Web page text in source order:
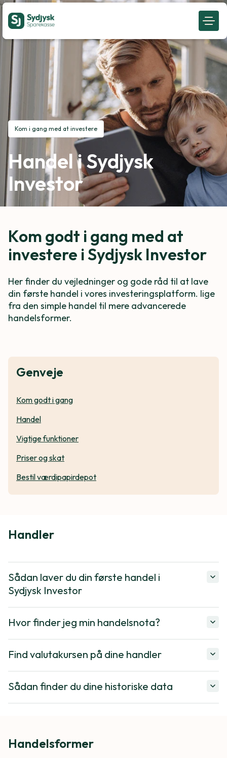
Kom i gang med at investere
Handel i Sydjysk
Investor
Kom godt i gang med at
investere i Sydjysk Investor
Her finder du vejledninger og gode råd til at lave
din første handel i vores investeringsplatform. lige
fra den simple handel til mere advancerede
handelsformer.
Genveje
Kom godt i gang
Handel
Vigtige funktioner
Priser og skat
Bestil værdipapirdepot
Handler
Sådan laver du din første handel i
Sydjysk Investor
Hvor finder jeg min handelsnota?
Find valutakursen på dine handler
Sådan finder du dine historiske data
Handelsformer